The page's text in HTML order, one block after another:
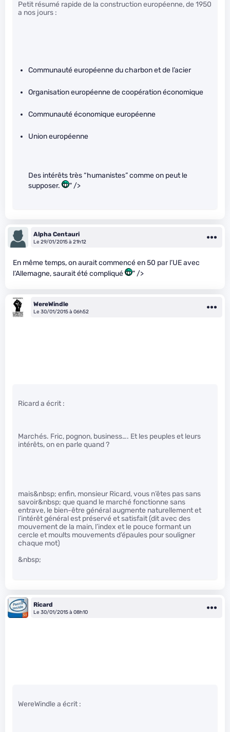
Petit résumé rapide de la construction européenne, de 1950
a nos jours :
Communauté européenne du charbon et de l’acier
Organisation européenne de coopération économique
Communauté économique européenne
Union européenne
Des intérêts très “humanistes” comme on peut le
supposer.
" />
Alpha Centauri
Le 29/01/2015 à 21h12
En même temps, on aurait commencé en 50 par l’UE avec
l’Allemagne, saurait été compliqué
" />
WereWindle
Le 30/01/2015 à 06h52
Ricard a écrit :
Marchés. Fric, pognon, business…. Et les peuples et leurs
intérêts, on en parle quand ?
mais&nbsp; enfin, monsieur Ricard, vous n’êtes pas sans
savoir&nbsp; que quand le marché fonctionne sans
entrave, le bien-être général augmente naturellement et
l’intérêt général est préservé et satisfait (dit avec des
mouvement de la main, l’index et le pouce formant un
cercle et moults mouvements d’épaules pour souligner
chaque mot)
&nbsp;
Ricard
Le 30/01/2015 à 08h10
WereWindle a écrit :